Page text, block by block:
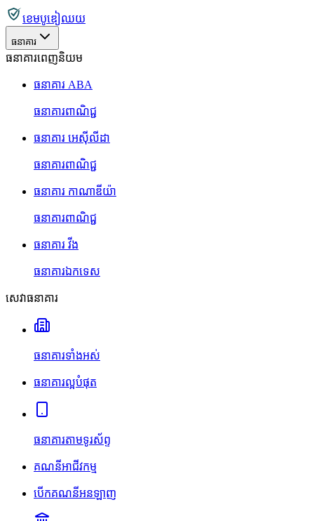
ខេមបូឌៀឈយ
ធនាគារ
ធនាគារពេញនិយម
ធនាគារ ABA
ធនាគារពាណិជ្ជ
ធនាគារ អេស៊ីលីដា
ធនាគារពាណិជ្ជ
ធនាគារ កាណាឌីយ៉ា
ធនាគារពាណិជ្ជ
ធនាគារ វីង
ធនាគារឯកទេស
សេវាធនាគារ
ធនាគារទាំងអស់
ធនាគារល្អបំផុត
ធនាគារតាមទូរស័ព្ទ
គណនីអាជីវកម្ម
បើកគណនីអនឡាញ